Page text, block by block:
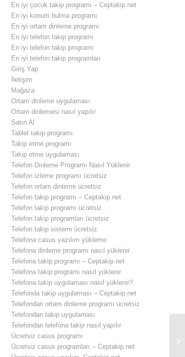
En iyi çocuk takip programı – Ceptakip.net
En iyi konum bulma programı
En iyi ortam dinleme programı
En iyi telefon takip programı
En iyi telefon takip programı
En iyi telefon takip programları
Giriş Yap
İletişim
Mağaza
Ortam dinleme uygulaması
Ortam dinlemesi nasıl yapılır
Satın Al
Tablet takip programı
Takip etme programı
Takip etme uygulaması
Telefon Dinleme Programı Nasıl Yüklenir
Telefon izleme programı ücretsiz
Telefon ortam dinleme ücretsiz
Telefon takip programı – Ceptakip.net
Telefon takip programı ücretsiz
Telefon takip programları ücretsiz
Telefon takip sistemi ücretsiz
Telefona casus yazılım yükleme
Telefona dinleme programı nasıl yüklenir
Telefona takip programı – Ceptakip.net
Telefona takip programı nasıl yüklenir
Telefona takip uygulaması nasıl yüklenir?
Telefonda takip uygulaması – Ceptakip.net
Telefondan ortam dinleme programı ücretsiz
Telefondan takip uygulaması
Telefondan telefona takip nasıl yapılır
Ücretsiz casus programı
Ücretsiz casus programları – Ceptakip.net